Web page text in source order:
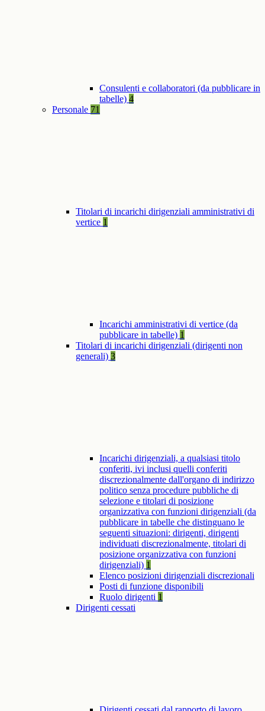
Consulenti e collaboratori (da pubblicare in
tabelle) 4
Personale 71
Titolari di incarichi dirigenziali amministrativi di
vertice 1
Incarichi amministrativi di vertice (da
pubblicare in tabelle) 1
Titolari di incarichi dirigenziali (dirigenti non
generali) 3
Incarichi dirigenziali, a qualsiasi titolo
conferiti, ivi inclusi quelli conferiti
discrezionalmente dall'organo di indirizzo
politico senza procedure pubbliche di
selezione e titolari di posizione
organizzativa con funzioni dirigenziali (da
pubblicare in tabelle che distinguano le
seguenti situazioni: dirigenti, dirigenti
individuati discrezionalmente, titolari di
posizione organizzativa con funzioni
dirigenziali) 1
Elenco posizioni dirigenziali discrezionali
Posti di funzione disponibili
Ruolo dirigenti 1
Dirigenti cessati